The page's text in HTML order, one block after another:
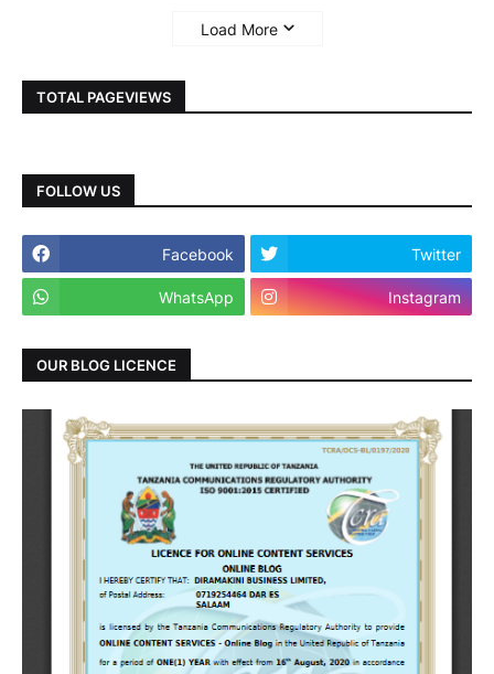
Load More
TOTAL PAGEVIEWS
FOLLOW US
Facebook Twitter
WhatsApp Instagram
OUR BLOG LICENCE